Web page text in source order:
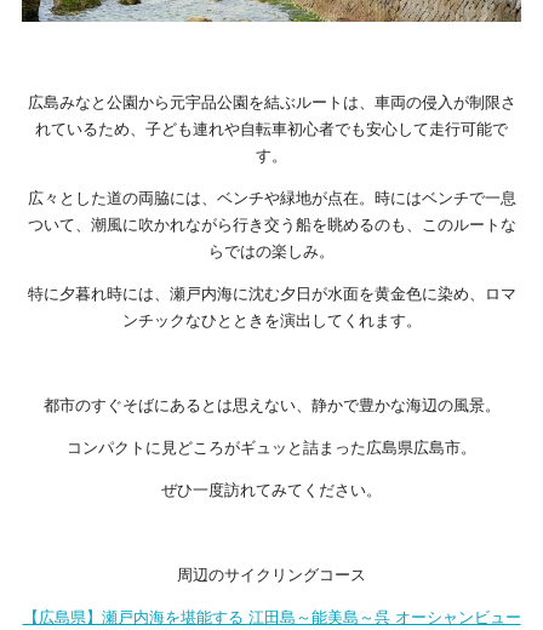
広島みなと公園から元宇品公園を結ぶルートは、車両の侵入が制限さ
れているため、子ども連れや自転車初心者でも安心して走行可能で
す。
広々とした道の両脇には、ベンチや緑地が点在。時にはベンチで一息
ついて、潮風に吹かれながら行き交う船を眺めるのも、このルートな
らではの楽しみ。
特に夕暮れ時には、瀬戸内海に沈む夕日が水面を黄金色に染め、ロマ
ンチックなひとときを演出してくれます。
都市のすぐそばにあるとは思えない、静かで豊かな海辺の風景。
コンパクトに見どころがギュッと詰まった広島県広島市。
ぜひ一度訪れてみてください。
周辺のサイクリングコース
【広島県】瀬戸内海を堪能する 江田島～能美島～呉 オーシャンビュー